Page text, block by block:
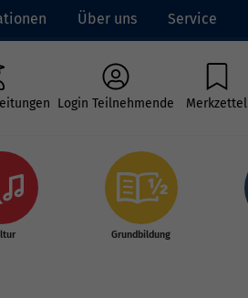
Über uns Service
Login Teilnehmende Merkzettel
Grundbildung